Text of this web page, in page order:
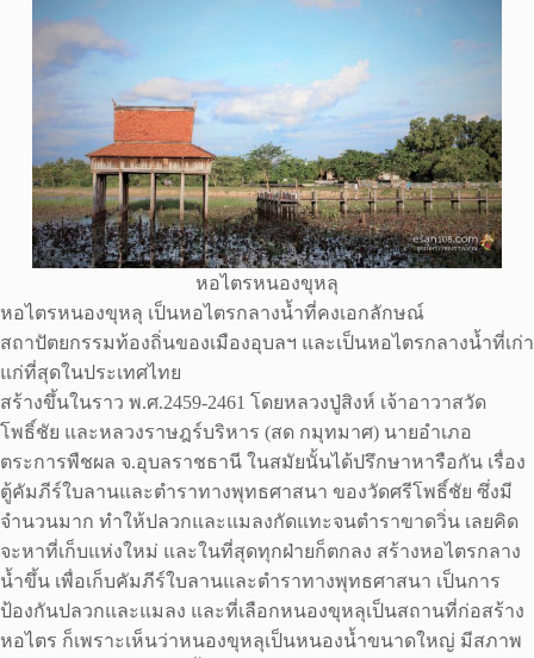
หอไตรหนองขุหลุ
หอไตรหนองขุหลุ เป็นหอไตรกลางน้ำที่คงเอกลักษณ์
สถาปัตยกรรมท้องถิ่นของเมืองอุบลฯ และเป็นหอไตรกลางน้ำที่เก่า
แก่ที่สุดในประเทศไทย
สร้างขึ้นในราว พ.ศ.2459-2461 โดยหลวงปู่สิงห์ เจ้าอาวาสวัด
โพธิ์ชัย และหลวงราษฎร์บริหาร (สด กมุทมาศ) นายอำเภอ
ตระการพืชผล จ.อุบลราชธานี ในสมัยนั้นได้ปรึกษาหารือกัน เรื่อง
ตู้คัมภีร์ใบลานและตำราทางพุทธศาสนา ของวัดศรีโพธิ์ชัย ซึ่งมี
จำนวนมาก ทำให้ปลวกและแมลงกัดแทะจนตำราขาดวิ่น เลยคิด
จะหาที่เก็บแห่งใหม่ และในที่สุดทุกฝ่ายก็ตกลง สร้างหอไตรกลาง
น้ำขึ้น เพื่อเก็บคัมภีร์ใบลานและตำราทางพุทธศาสนา เป็นการ
ป้องกันปลวกและแมลง และที่เลือกหนองขุหลุเป็นสถานที่ก่อสร้าง
หอไตร ก็เพราะเห็นว่าหนองขุหลุเป็นหนองน้ำขนาดใหญ่ มีสภาพ